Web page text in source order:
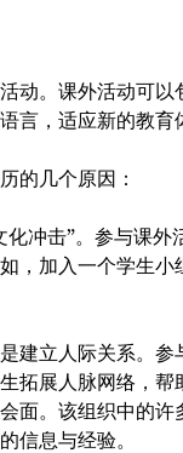
动。课外活动可
言， 适应新的教育
的几个原因：
化冲击”。参与课外
，加入一个学生
建立人际关系。
拓展人脉网络，
面。该组织中的
信息与经验。